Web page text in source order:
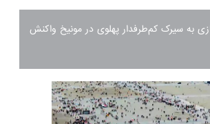
به سیرک کم‌طرفدار پهلوی در مونیخ واکنش‌